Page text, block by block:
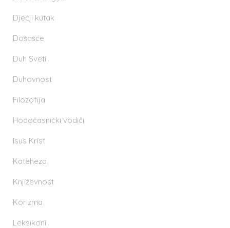
Dječji kutak
Došašće
Duh Sveti
Duhovnost
Filozofija
Hodočasnički vodiči
Isus Krist
Kateheza
Književnost
Korizma
Leksikoni